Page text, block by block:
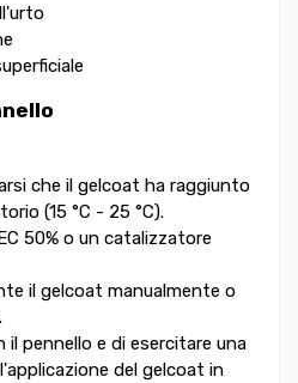
che il gelcoat ha raggiunto
(15 °C - 25 °C).
50% o un catalizzatore
il gelcoat manualmente o
il pennello e di esercitare una
del gelcoat in